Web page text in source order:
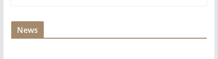
News